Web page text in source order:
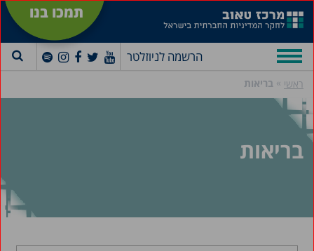
תמכו בנו
הרשמה לניוזלטר
ראשי » בריאות
בריאות